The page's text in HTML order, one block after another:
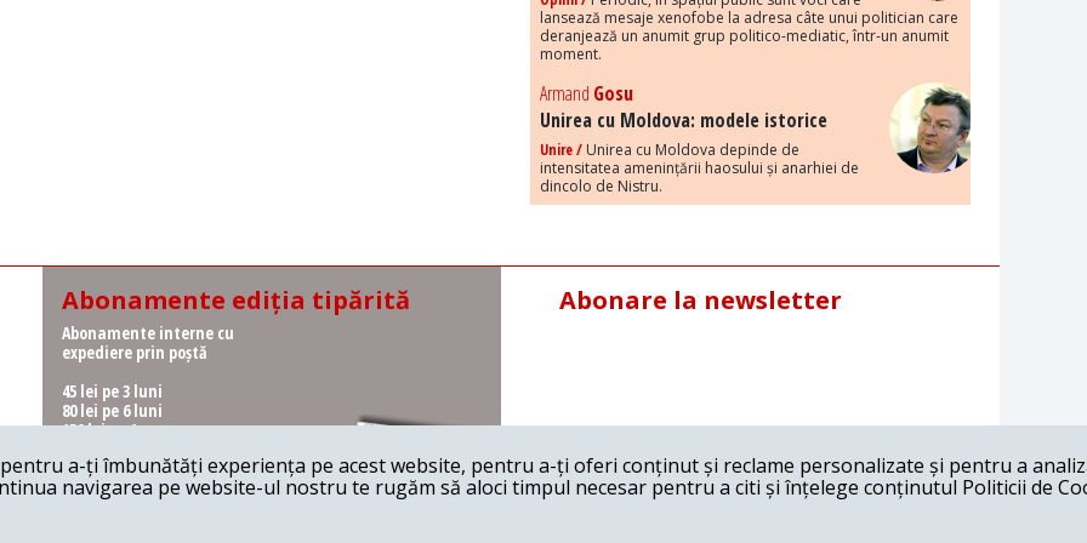
lansează mesaje xenofobe la adresa câte unui politician care
deranjează un anumit grup politico-mediatic, într-un anumit
moment.
Armand Gosu
Unirea cu Moldova: modele istorice
Unire / Unirea cu Moldova depinde de
intensitatea amenințării haosului și anarhiei de
dincolo de Nistru.
Abonamente ediția tipărită
Abonamente interne cu
expediere prin poștă
45 lei pe 3 luni
80 lei pe 6 luni
150 lei pe 1 an
Abonamente interne cu
ridicare de la redacție
Abonare la newsletter
a-ți îmbunătăți experiența pe acest website, pentru a-ți oferi conținut și reclame personalizate și pentru a
navigarea pe website-ul nostru te rugăm să aloci timpul necesar pentru a citi și înțelege conținutul Politicii de